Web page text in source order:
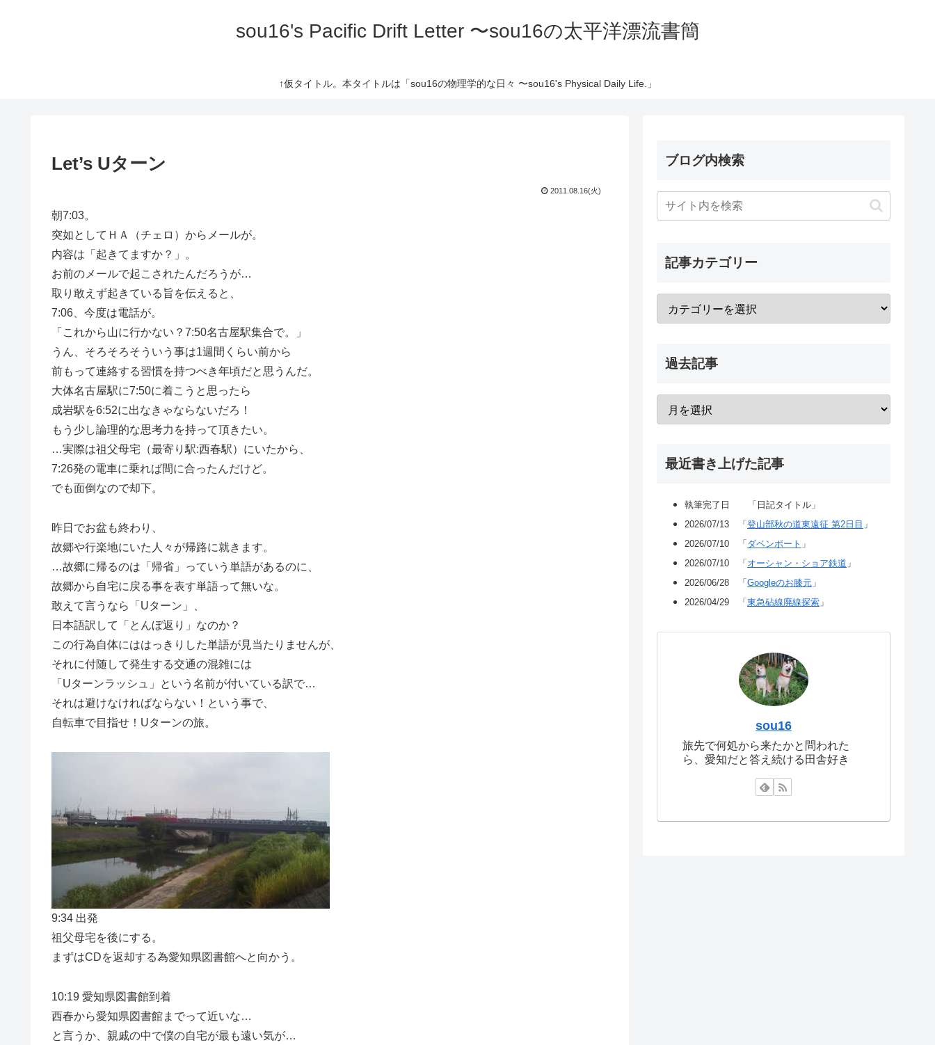
sou16's Pacific Drift Letter 〜sou16の太平洋漂流書簡
↑仮タイトル。本タイトルは「sou16の物理学的な日々 〜sou16's Physical Daily Life.」
Let’s Uターン
2011.08.16(火)
朝7:03。
突如としてＨＡ（チェロ）からメールが。
内容は「起きてますか？」。
お前のメールで起こされたんだろうが…
取り敢えず起きている旨を伝えると、
7:06、今度は電話が。
「これから山に行かない？7:50名古屋駅集合で。」
うん、そろそろそういう事は1週間くらい前から
前もって連絡する習慣を持つべき年頃だと思うんだ。
大体名古屋駅に7:50に着こうと思ったら
成岩駅を6:52に出なきゃならないだろ！
もう少し論理的な思考力を持って頂きたい。
…実際は祖父母宅（最寄り駅:西春駅）にいたから、
7:26発の電車に乗れば間に合ったんだけど。
でも面倒なので却下。
昨日でお盆も終わり、
故郷や行楽地にいた人々が帰路に就きます。
…故郷に帰るのは「帰省」っていう単語があるのに、
故郷から自宅に戻る事を表す単語って無いな。
敢えて言うなら「Uターン」、
日本語訳して「とんぼ返り」なのか？
この行為自体にははっきりした単語が見当たりませんが、
それに付随して発生する交通の混雑には
「Uターンラッシュ」という名前が付いている訳で…
それは避けなければならない！という事で、
自転車で目指せ！Uターンの旅。
9:34 出発
祖父母宅を後にする。
まずはCDを返却する為愛知県図書館へと向かう。
10:19 愛知県図書館到着
西春から愛知県図書館までって近いな…
と言うか、親戚の中で僕の自宅が最も遠い気が…
ブログ内検索
記事カテゴリー
過去記事
最近書き上げた記事
執筆完了日 「日記タイトル」
2026/07/13 「 登山部秋の道東遠征 第2日目 」
2026/07/10 「 ダベンポート 」
2026/07/10 「 オーシャン・ショア鉄道 」
2026/06/28 「 Googleのお膝元 」
2026/04/29 「 東急砧線廃線探索 」
sou16
旅先で何処から来たかと問われた
ら、愛知だと答え続ける田舎好き